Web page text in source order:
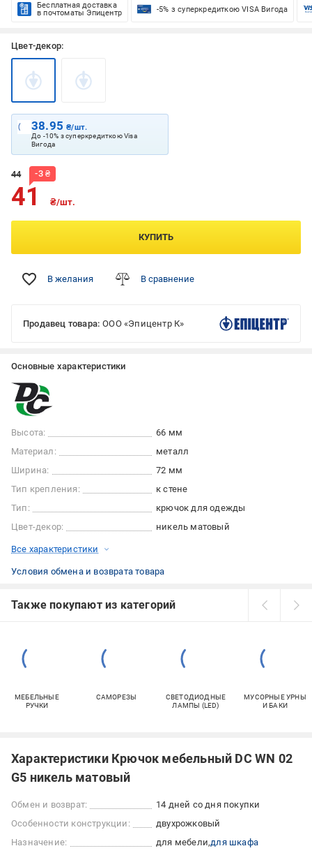
Бесплатная доставка
в почтоматы Эпицентр
-5% з суперкредиткою VISA Вигода
Цвет-декор:
38.95₴/шт.
До -10% з суперкредиткою Visa
Вигода
44 -3₴
41 ₴/шт.
КУПИТЬ
В желания В сравнение
Продавец товара: ООО «Эпицентр К»
Основные характеристики
Высота:
66 мм
Материал:
металл
Ширина:
72 мм
Тип крепления:
к стене
Тип:
крючок для одежды
Цвет-декор:
никель матовый
Все характеристики
Условия обмена и возврата товара
Также покупают из категорий
МЕБЕЛЬНЫЕ
РУЧКИ
САМОРЕЗЫ
СВЕТОДИОДНЫЕ
ЛАМПЫ (LED)
МУСОРНЫЕ УРНЫ
И БАКИ
Характеристики Крючок мебельный DC WN 02
G5 никель матовый
Обмен и возврат:
14 дней со дня покупки
Особенности конструкции:
двухрожковый
Назначение:
для мебели для шкафа